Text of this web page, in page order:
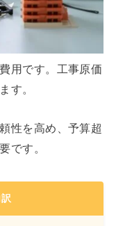
用です。工事原価
す。
性を高め、予算超
です。